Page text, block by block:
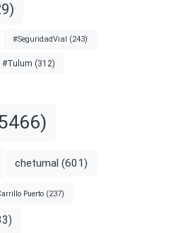
#SeguridadVial (243)
#Tulum (312)
chetumal (601)
Puerto (237)